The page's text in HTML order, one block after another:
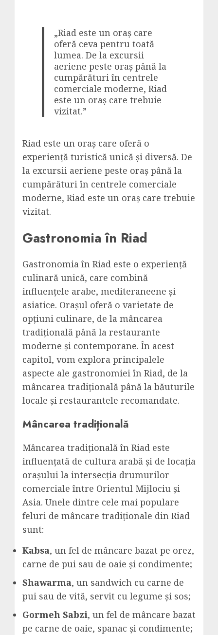
„Riad este un oraș care
oferă ceva pentru toată
lumea. De la excursii
aeriene peste oraș până la
cumpărături în centrele
comerciale moderne, Riad
este un oraș care trebuie
vizitat.”
Riad este un oraș care oferă o
experiență turistică unică și diversă. De
la excursii aeriene peste oraș până la
cumpărături în centrele comerciale
moderne, Riad este un oraș care trebuie
vizitat.
Gastronomia în Riad
Gastronomia în Riad este o experiență
culinară unică, care combină
influențele arabe, mediteraneene și
asiatice. Orașul oferă o varietate de
opțiuni culinare, de la mâncarea
tradițională până la restaurante
moderne și contemporane. În acest
capitol, vom explora principalele
aspecte ale gastronomiei în Riad, de la
mâncarea tradițională până la băuturile
locale și restaurantele recomandate.
Mâncarea tradițională
Mâncarea tradițională în Riad este
influențată de cultura arabă și de locația
orașului la intersecția drumurilor
comerciale între Orientul Mijlociu și
Asia. Unele dintre cele mai populare
feluri de mâncare tradiționale din Riad
sunt:
Kabsa, un fel de mâncare bazat pe orez,
carne de pui sau de oaie și condimente;
Shawarma, un sandwich cu carne de
pui sau de vită, servit cu legume și sos;
Gormeh Sabzi, un fel de mâncare bazat
pe carne de oaie, spanac și condimente;